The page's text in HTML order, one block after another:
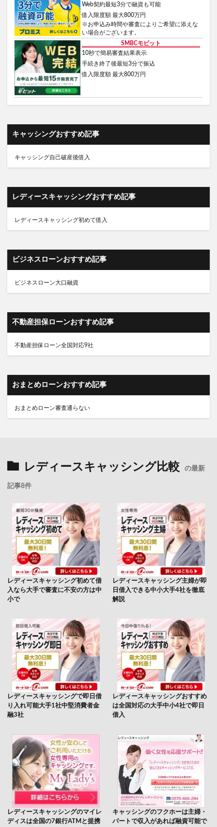
Web契約最短3分で融資も可能
借入限度額 最大800万円
※お申込み時間や審査によりご希望に添えな
い場合がございます。
SMBCモビット
10秒で簡易審査結果表示
手続き終了後最短3分で振込
借入限度額 最大800万円
キャッシングおすすめ記事
キャッシング自己破産後借入
レディースキャッシングおすすめ記事
レディースキャッシング初めて借入
ビジネスローンおすすめ記事
ビジネスローン大口融資
不動産担保ローンおすすめ記事
不動産担保ローン全国対応9社
おまとめローンおすすめ記事
おまとめローン審査通らない
レディースキャッシング比較 の最新
記事8件
レディースキャッシング初めて借
入なら大手で審査に不安の方は中
小で
レディースキャッシング主婦が即
日借入できる中小大手4社を徹底
解説
レディースキャッシングで即日借
り入れ可能大手1社中堅消費者金
融3社
レディースキャッシングおすすめ
は全国対応の大手中小4社で即日
借入
レディースキャッシングのマイレ
ディスは全国の7銀行ATMと提携
キャッシングのフクホーは主婦・
パートで収入があれば融資可能で